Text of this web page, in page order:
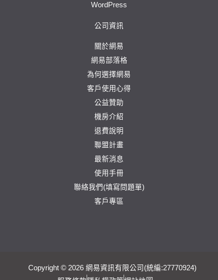
WordPress
公司資訊
關於網易
網易部落格
為何選擇網易
客戶使用心得
公益贊助
機房介紹
退費說明
聯盟計畫
最新消息
使用手冊
聯絡我們(填寫問題單)
客戶專區
Copyright © 2026 網易資訊有限公司(統編:27770924)